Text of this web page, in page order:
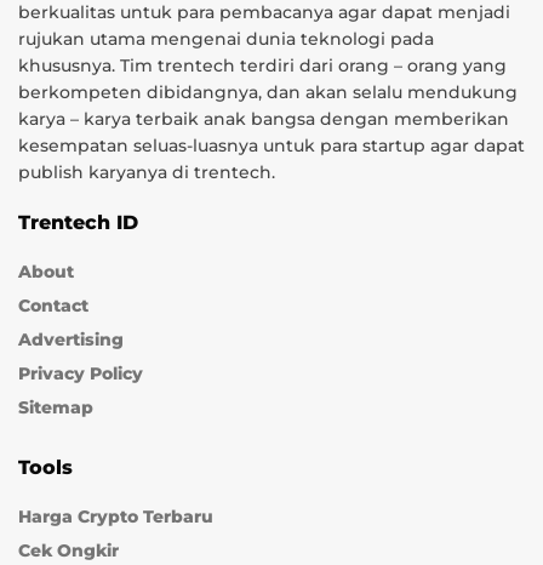
berkualitas untuk para pembacanya agar dapat menjadi
rujukan utama mengenai dunia teknologi pada
khususnya. Tim trentech terdiri dari orang – orang yang
berkompeten dibidangnya, dan akan selalu mendukung
karya – karya terbaik anak bangsa dengan memberikan
kesempatan seluas-luasnya untuk para startup agar dapat
publish karyanya di trentech.
Trentech ID
About
Contact
Advertising
Privacy Policy
Sitemap
Tools
Harga Crypto Terbaru
Cek Ongkir